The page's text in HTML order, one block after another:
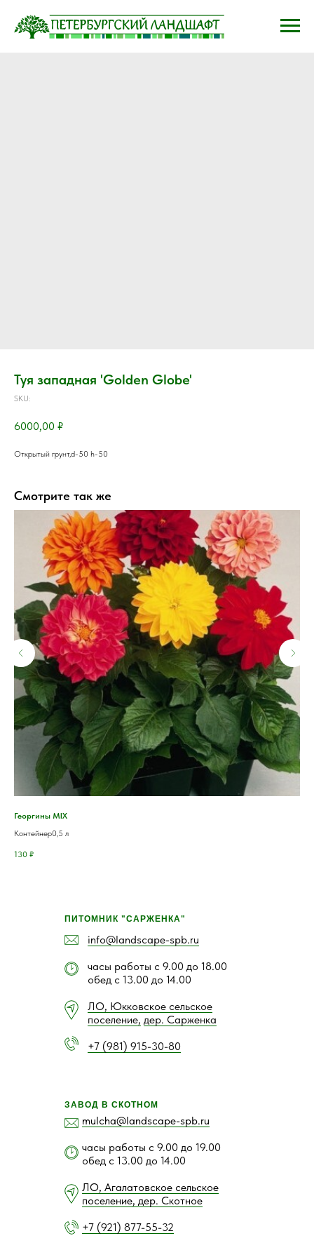
Туя западная 'Golden Globe'
SKU:
6000,00 ₽
Открытый грунт,d-50 h-50
Смотрите так же
Георгины MIX
Контейнер0,5 л
130 ₽
ПИТОМНИК "САРЖЕНКА"
info@landscape-spb.ru
часы работы с 9.00 до 18.00
обед с 13.00 до 14.00
ЛО, Юкковское сельское
поселение, дер. Сарженка
+7 (981) 915-30-80
ЗАВОД В СКОТНОМ
mulcha@landscape-spb.ru
часы работы с 9.00 до 19.00
обед с 13.00 до 14.00
ЛО, Агалатовское сельское
поселение, дер. Скотное
+7 (921) 877-55-32